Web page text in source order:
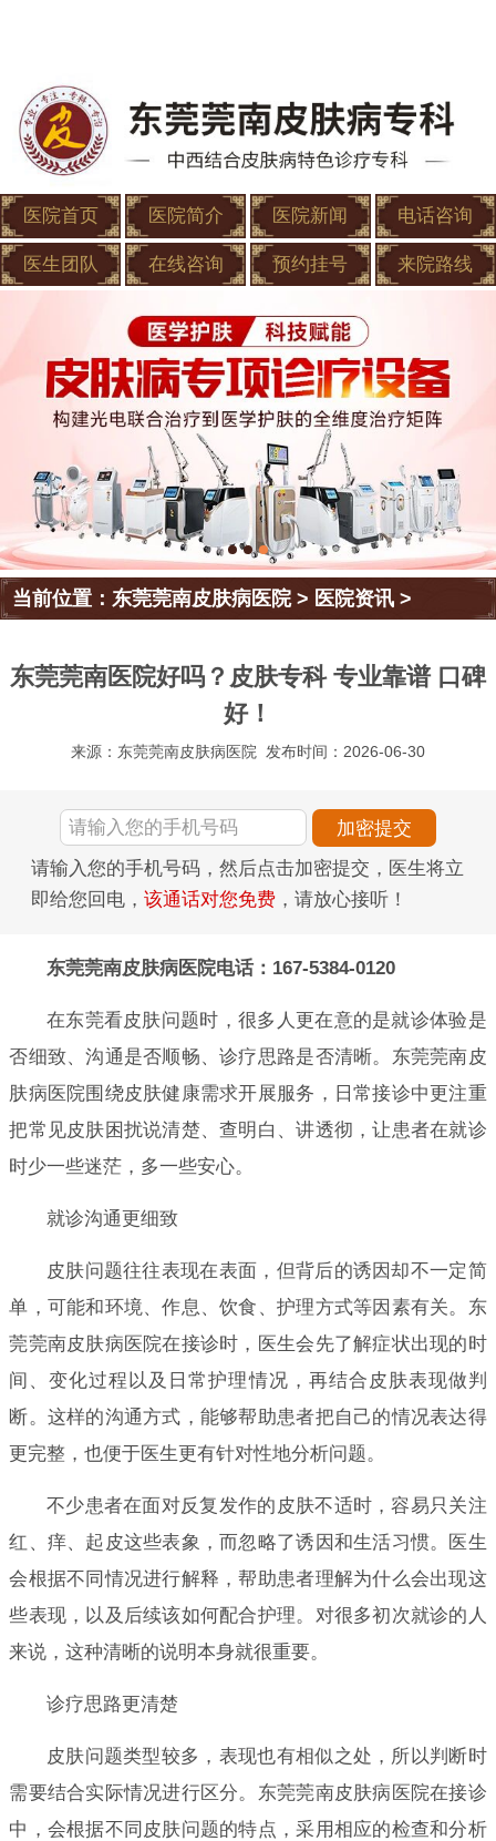
医院首页 医院简介 医院新闻 电话咨询
医生团队 在线咨询 预约挂号 来院路线
当前位置：东莞莞南皮肤病医院> 医院资讯 >
东莞莞南医院好吗？皮肤专科 专业靠谱 口碑
好！
来源：东莞莞南皮肤病医院 发布时间：2026-06-30
请输入您的手机号码，然后点击加密提交，医生将立
即给您回电， 该通话对您免费 ，请放心接听！
东莞莞南皮肤病医院电话：167-5384-0120
在东莞看皮肤问题时，很多人更在意的是就诊体验是
否细致、沟通是否顺畅、诊疗思路是否清晰。东莞莞南皮
肤病医院围绕皮肤健康需求开展服务，日常接诊中更注重
把常见皮肤困扰说清楚、查明白、讲透彻，让患者在就诊
时少一些迷茫，多一些安心。
就诊沟通更细致
皮肤问题往往表现在表面，但背后的诱因却不一定简
单，可能和环境、作息、饮食、护理方式等因素有关。东
莞莞南皮肤病医院在接诊时，医生会先了解症状出现的时
间、变化过程以及日常护理情况，再结合皮肤表现做判
断。这样的沟通方式，能够帮助患者把自己的情况表达得
更完整，也便于医生更有针对性地分析问题。
不少患者在面对反复发作的皮肤不适时，容易只关注
红、痒、起皮这些表象，而忽略了诱因和生活习惯。医生
会根据不同情况进行解释，帮助患者理解为什么会出现这
些表现，以及后续该如何配合护理。对很多初次就诊的人
来说，这种清晰的说明本身就很重要。
诊疗思路更清楚
皮肤问题类型较多，表现也有相似之处，所以判断时
需要结合实际情况进行区分。东莞莞南皮肤病医院在接诊
中，会根据不同皮肤问题的特点，采用相应的检查和分析